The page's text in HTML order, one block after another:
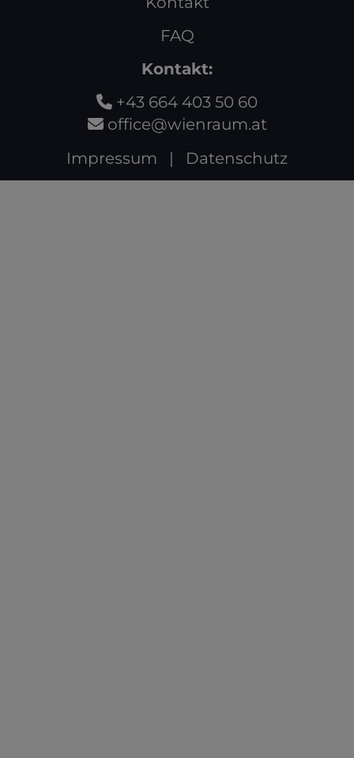
FAQ
Kontakt:
+43 664 403 50 60
office@wienraum.at
Impressum | Datenschutz